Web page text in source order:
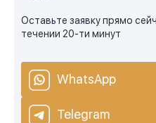
Оставьте заявку прямо
течении 20-ти минут
WhatsApp
Telegram